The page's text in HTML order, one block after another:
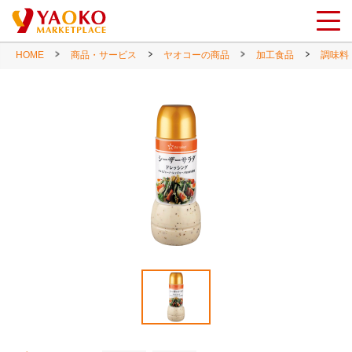
HOME 商品・サービス ヤオコーの商品 加工食品 調味料